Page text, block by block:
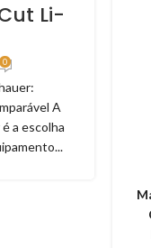
Li-
0
A
a escolha